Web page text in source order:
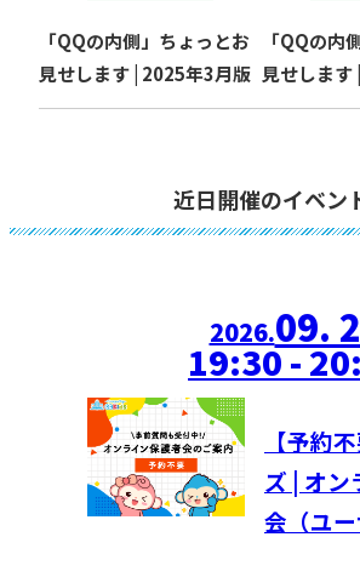
「QQの内側」ちょっとお
見せします | 2025年3月版
「QQの内
見せしま
近日開催のイベン
2026.09.
19:30 -
【予約
ズ | オ
会（ユー